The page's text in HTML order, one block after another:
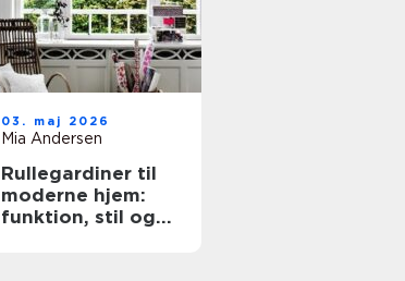
03. maj 2026
Mia Andersen
Rullegardiner til
moderne hjem:
funktion, stil og